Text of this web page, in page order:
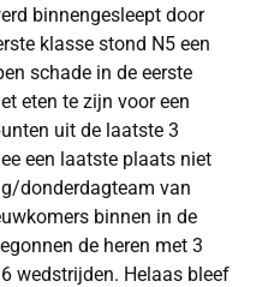
binnengesleept door
klasse stond N5 een
schade in de eerste
eten te zijn voor een
uit de laatste 3
een laatste plaats niet
donderdagteam van
binnen in de
de heren met 3
wedstrijden. Helaas bleef